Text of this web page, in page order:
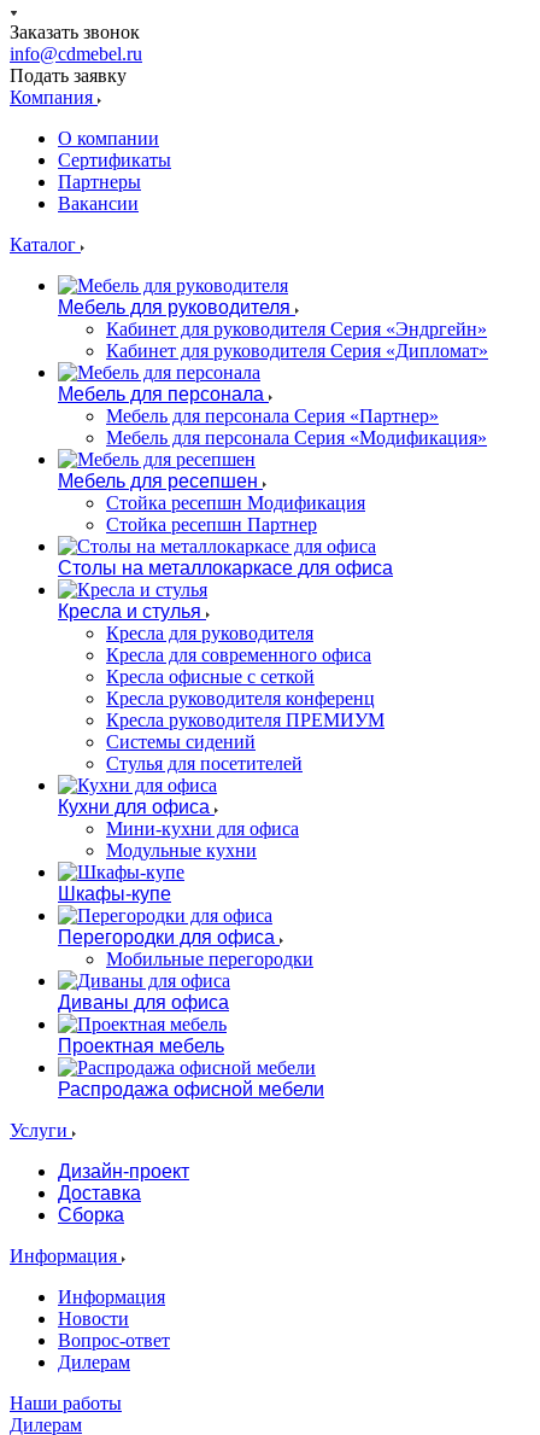
Заказать звонок
info@cdmebel.ru
Подать заявку
Компания
О компании
Сертификаты
Партнеры
Вакансии
Каталог
Мебель для руководителя
Кабинет для руководителя Серия «Эндргейн»
Кабинет для руководителя Серия «Дипломат»
Мебель для персонала
Мебель для персонала Серия «Партнер»
Мебель для персонала Серия «Модификация»
Мебель для ресепшен
Стойка ресепшн Модификация
Стойка ресепшн Партнер
Столы на металлокаркасе для офиса
Кресла и стулья
Кресла для руководителя
Кресла для современного офиса
Кресла офисные с сеткой
Кресла руководителя конференц
Кресла руководителя ПРЕМИУМ
Системы сидений
Стулья для посетителей
Кухни для офиса
Мини-кухни для офиса
Модульные кухни
Шкафы-купе
Перегородки для офиса
Мобильные перегородки
Диваны для офиса
Проектная мебель
Распродажа офисной мебели
Услуги
Дизайн-проект
Доставка
Сборка
Информация
Информация
Новости
Вопрос-ответ
Дилерам
Наши работы
Дилерам